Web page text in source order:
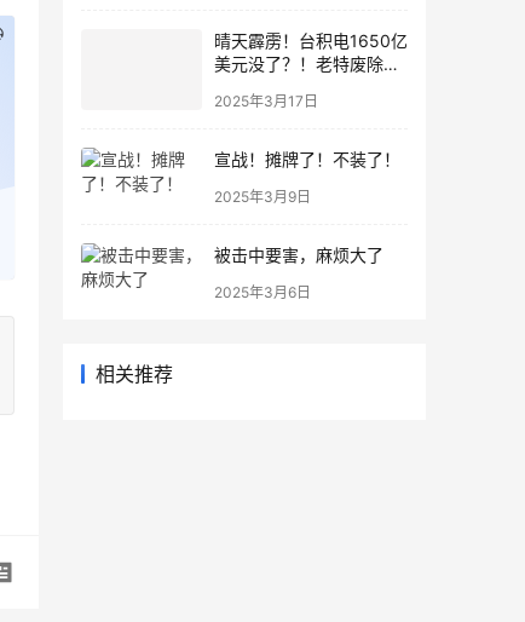
晴天霹雳！台积电1650亿
美元没了？！老特废除芯
芯的春天来了？！
2025年3月17日
宣战！摊牌了！不装了！
2025年3月9日
被击中要害，麻烦大了
2025年3月6日
相关推荐